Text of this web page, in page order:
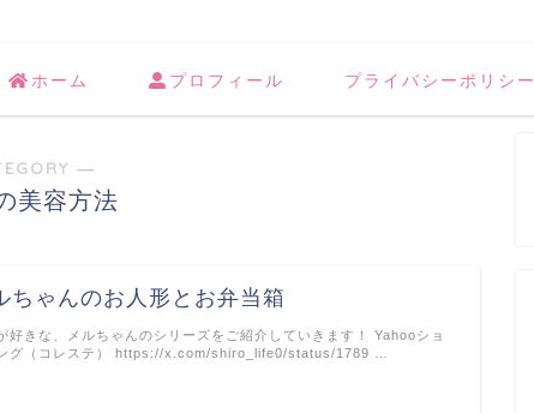
ホーム プロフィール プライバシーポリシー
―
美容方法
ちゃんのお人形とお弁当箱
好きな、メルちゃんのシリーズをご紹介していきます！ Yahooショ
グ（コレステ） https://x.com/shiro_life0/status/1789 …